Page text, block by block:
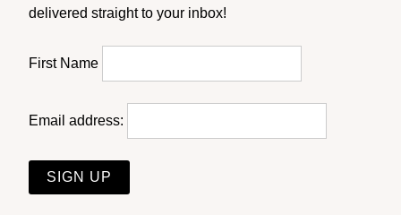
delivered straight to your inbox!
First Name
Email address: